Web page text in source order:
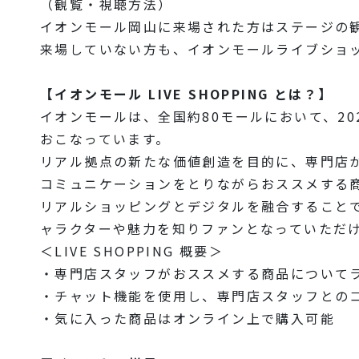
イオンモール岡山に来場された方はステージの
来場していない方も、イオンモールライブシ
【イオンモール LIVE SHOPPING とは？】
イオンモールは、全国約80モールにおいて、
おこなっています。
リアル拠点の新たな価値創造を目的に、専門
コミュニケーションをとりながらおススメする
リアルショッピングとデジタルを融合するこ
ャラクターや魅力を知りファンとなっていた
＜LIVE SHOPPING 概要＞
・専門店スタッフがおススメする商品について
・チャット機能を使用し、専門店スタッフとの
・気に入った商品はオンライン上で購入可能